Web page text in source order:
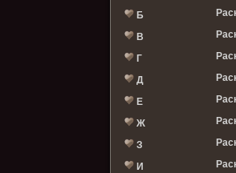
Б
В
Г
Д
Е
Ж
З
И